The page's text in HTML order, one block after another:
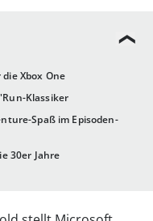
Xbox One
Klassiker
Spaß im Episoden-
30er Jahre